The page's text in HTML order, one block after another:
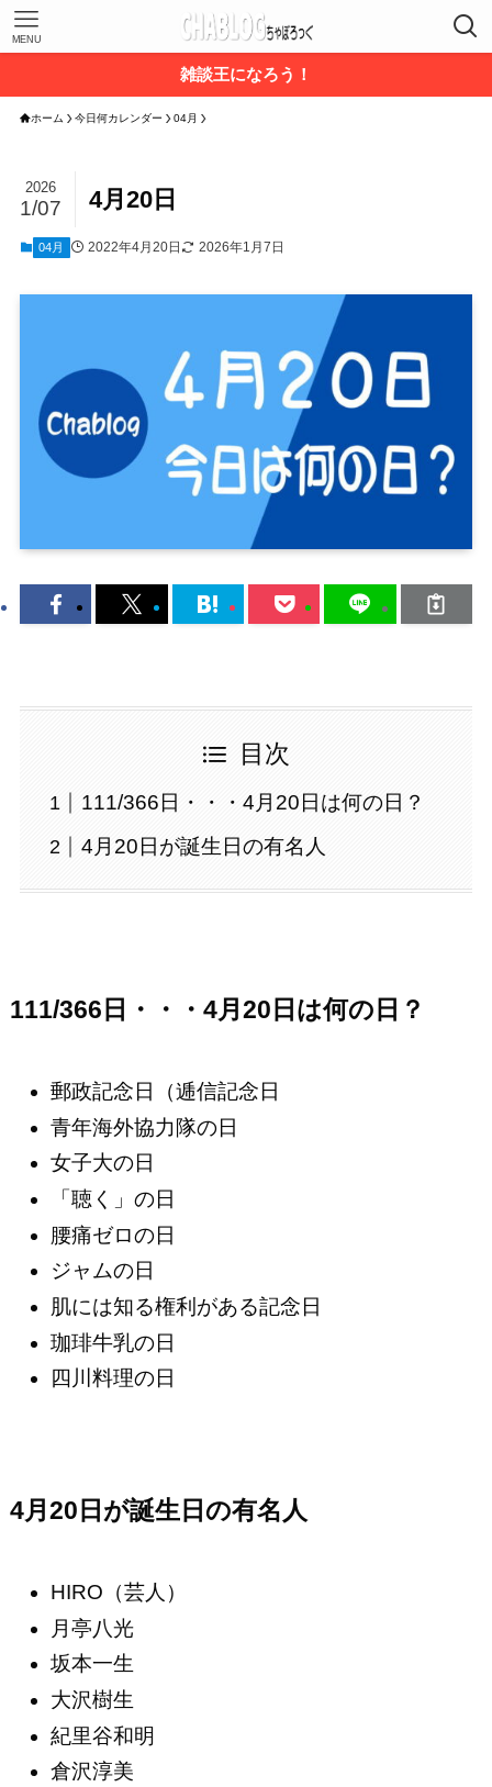
MENU
雑談王になろう！
ホーム 今日何カレンダー 04月
4月20日
2026
1/07
04月 2022年4月20日 2026年1月7日
目次
111/366日・・・4月20日は何の日？
4月20日が誕生日の有名人
111/366日・・・4月20日は何の日？
郵政記念日（逓信記念日
青年海外協力隊の日
女子大の日
「聴く」の日
腰痛ゼロの日
ジャムの日
肌には知る権利がある記念日
珈琲牛乳の日
四川料理の日
4月20日が誕生日の有名人
HIRO（芸人）
月亭八光
坂本一生
大沢樹生
紀里谷和明
倉沢淳美